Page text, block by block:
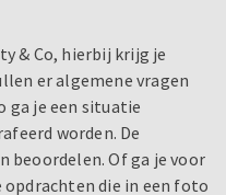
& Co, hierbij krijg je
er algemene vragen
ga je een situatie
worden. De
beoordelen. Of ga je voor
opdrachten die in een foto